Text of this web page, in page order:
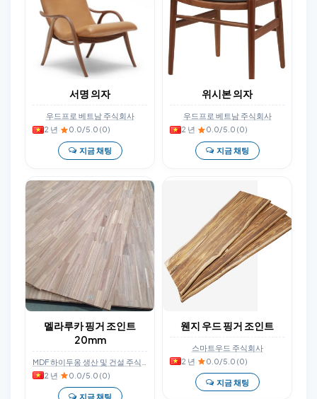
서명 의자
우드프로 베트남 주식회사
2 년· 0.0/5.0 (0)
지금 채팅
위시본 의자
우드프로 베트남 주식회사
2 년· 0.0/5.0 (0)
지금 채팅
멜라루카 핑거 조인트
20mm
2 년· 0.0/5.0 (0)
지금 채팅
웬지 우드 핑거 조인트
스마트우드 주식회사
2 년· 0.0/5.0 (0)
지금 채팅